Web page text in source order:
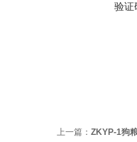
验证
上一篇： ZKYP-1狗